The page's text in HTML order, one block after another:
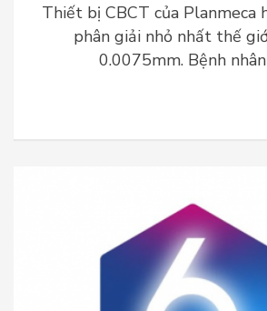
Thiết bị CBCT của Planmeca
phân giải nhỏ nhất thế
0.0075mm. Bệnh nhân